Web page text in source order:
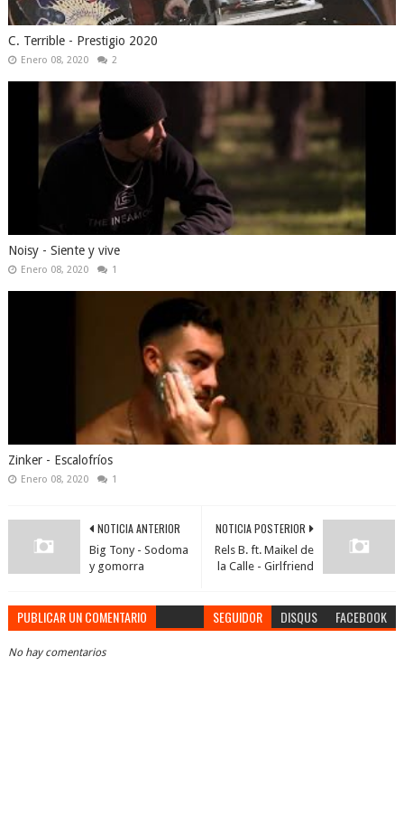
C. Terrible - Prestigio 2020
Enero 08, 2020 2
Noisy - Siente y vive
Enero 08, 2020 1
Zinker - Escalofríos
Enero 08, 2020 1
NOTICIA POSTERIOR
Rels B. ft. Maikel de
la Calle - Girlfriend
NOTICIA ANTERIOR
Big Tony - Sodoma
y gomorra
PUBLICAR UN COMENTARIO SEGUIDOR DISQUS FACEBOOK
No hay comentarios